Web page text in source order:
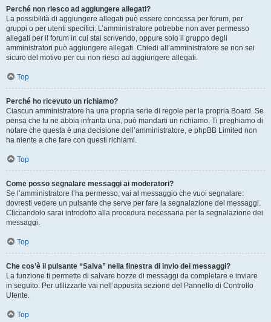
Perché non riesco ad aggiungere allegati?
La possibilità di aggiungere allegati può essere concessa per forum, per
gruppi o per utenti specifici. L’amministratore potrebbe non aver permesso
allegati per il forum in cui stai scrivendo, oppure solo il gruppo degli
amministratori può aggiungere allegati. Chiedi all’amministratore se non sei
sicuro del motivo per cui non riesci ad aggiungere allegati.
Top
Perché ho ricevuto un richiamo?
Ciascun amministratore ha una propria serie di regole per la propria Board. Se
pensa che tu ne abbia infranta una, può mandarti un richiamo. Ti preghiamo di
notare che questa è una decisione dell’amministratore, e phpBB Limited non
ha niente a che fare con questi richiami.
Top
Come posso segnalare messaggi ai moderatori?
Se l’amministratore l’ha permesso, vai al messaggio che vuoi segnalare:
dovresti vedere un pulsante che serve per fare la segnalazione dei messaggi.
Cliccandolo sarai introdotto alla procedura necessaria per la segnalazione dei
messaggi.
Top
Che cos’è il pulsante “Salva” nella finestra di invio dei messaggi?
La funzione ti permette di salvare bozze di messaggi da completare e inviare
in seguito. Per utilizzarle vai nell’apposita sezione del Pannello di Controllo
Utente.
Top